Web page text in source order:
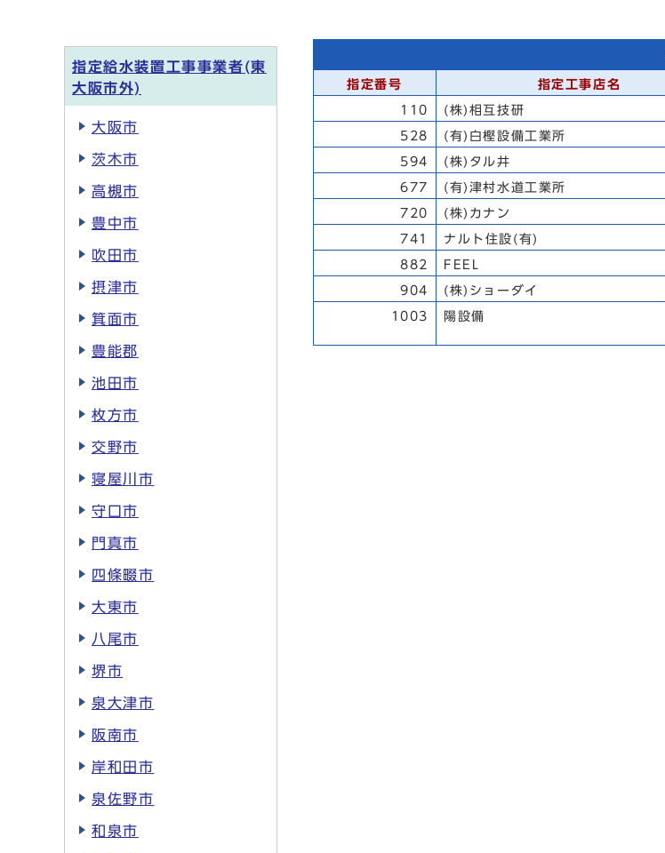
指定番号 指定工事店名
110 (株)相互技研
528 (有)白樫設備工業所
594 (株)タル井
677 (有)津村水道工業所
720 (株)カナン
741 ナルト住設(有)
882 FEEL
904 (株)ショーダイ
1003 陽設備
指定給水装置工事事業者(東
大阪市外)
大阪市
茨木市
高槻市
豊中市
吹田市
摂津市
箕面市
豊能郡
池田市
枚方市
交野市
寝屋川市
守口市
門真市
四條畷市
大東市
八尾市
堺市
泉大津市
阪南市
岸和田市
泉佐野市
和泉市